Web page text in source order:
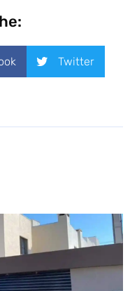
Twitter